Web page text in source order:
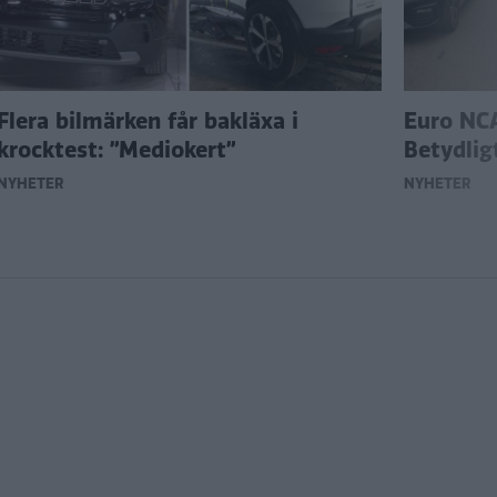
bilmärken får bakläxa i
”Mediokert”
Euro
NYHETER